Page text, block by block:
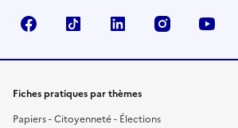
FacebookTikTok LinkedIn Instagram
Fiches pratiques par thèmes
Papiers - Citoyenneté - Élections